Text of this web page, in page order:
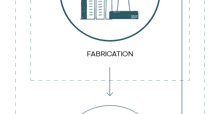
FABRICATION